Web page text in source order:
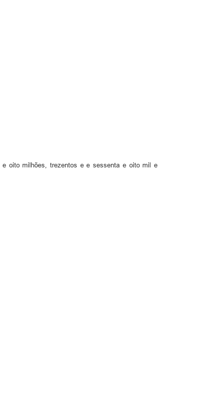
e oito milhões, trezentos e e sessenta e oito mil e